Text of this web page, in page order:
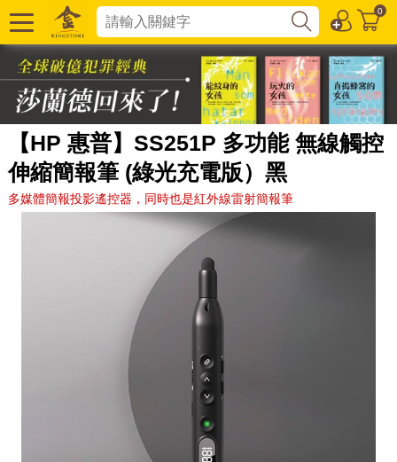
0
【HP 惠普】SS251P 多功能 無線觸控
伸縮簡報筆 (綠光充電版）黑
多媒體簡報投影遙控器，同時也是紅外線雷射簡報筆